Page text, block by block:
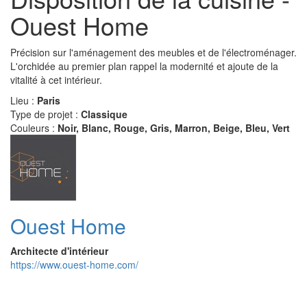
Ouest Home
Précision sur l'aménagement des meubles et de l'électroménager.
L'orchidée au premier plan rappel la modernité et ajoute de la
vitalité à cet intérieur.
Lieu : Paris
Type de projet : Classique
Couleurs : Noir, Blanc, Rouge, Gris, Marron, Beige, Bleu, Vert
Ouest Home
Architecte d'intérieur
https://www.ouest-home.com/